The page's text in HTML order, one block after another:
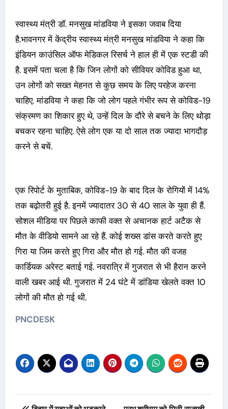
स्वास्थ्य मंत्री डॉ. मनसुख मांडविया ने इसका जवाब दिया
है.भावनगर में केंद्रीय स्वास्थ्य मंत्री मनसुख मांडविया ने कहा कि
इंडियन काउंसिल ऑफ मेडिकल रिसर्च ने हाल ही में एक स्टडी की
है. इसमें पता चला है कि जिन लोगों को सीवियर कोविड हुआ था,
उन लोगों को सख्त मेहनत से कुछ समय के लिए परहेज करना
चाहिए. मांडविया ने कहा कि जो लोग पहले गंभीर रूप से कोविड-19
संक्रमण का शिकार हुए थे, उन्हें दिल के दौरे से बचने के लिए थोड़ा
बचकर रहना चाहिए. ऐसे लोग एक या दो साल तक ज्यादा भागदौड़
करने से बचें.
एक रिपोर्ट के मुताबिक, कोविड-19 के बाद दिल के रोगियों में 14%
तक बढ़ोतरी हुई है. इनमें ज्यादातर 30 से 40 साल के युवा ही हैं.
सोशल मीडिया पर पिछले काफी वक्त से अचानक हार्ट अटैक से
मौत के वीडियो सामने आ रहे हैं. कोई शख्स डांस करते करते हुए
गिरा या जिम करते हुए गिरा और मौत हो गई. मौत की वजह
कार्डियक अरेस्ट बताई गई. नवरात्रि में गुजरात से भी हैरान करने
वाली खबर आई थी. गुजरात में 24 घंटे में डांडिया खेलते वक्त 10
लोगों की मौत हो गई थी.
PNCDESK
Post